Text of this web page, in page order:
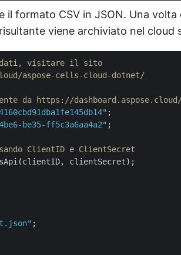
il formato CSV in JSON. Una volta
viene archiviato nel cloud
dati, visitare il sito
aspose-cells-cloud-dotnet/
da https://
be35-ff5c3a6aa4a2" ;
ClientID e ClientSecret
clientSecret);
;